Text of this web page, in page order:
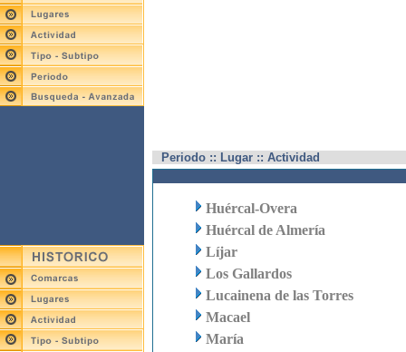
Periodo :: Lugar :: Actividad
Huércal-Overa
Huércal de Almería
Líjar
Los Gallardos
Lucainena de las Torres
Macael
María